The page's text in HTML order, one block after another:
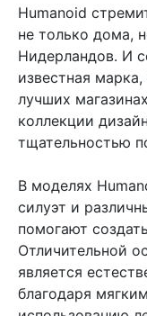
Humanoid
не только дома,
Нидерландов. И
известная
лучших
коллекции
тщательностью
В моделях
силуэт и
помогают
Отличительной
является
благодаря